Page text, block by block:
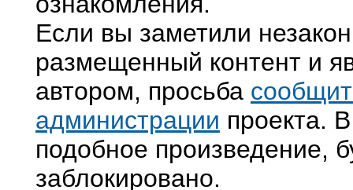
Если вы заметили
размещенный контент и
автором, просьба
администрации проекта.
подобное произведение,
заблокировано.